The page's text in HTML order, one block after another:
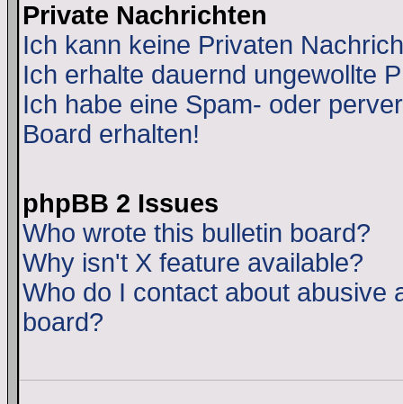
Private Nachrichten
Ich kann keine Privaten
Ich erhalte dauernd ungewollte
Ich habe eine Spam- oder
Board erhalten!
phpBB 2 Issues
Who wrote this bulletin board?
Why isn't X feature available?
Who do I contact about abusive
board?